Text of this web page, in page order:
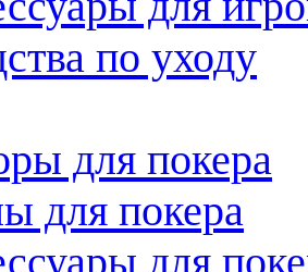
по уходу
для покера
для покера
для